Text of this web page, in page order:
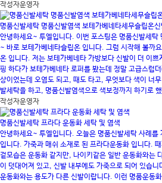
작성자운영자
명품신발세탁 명품신발염색 보테가베네타세무슬립온
안녕하세요~ 투엘입니다. 이번 포스팅은 명품신발세탁
~ 바로 보테가베네타슬립온 입니다. 그럼 시작해 볼까
온 입니다. 저는 보테가베네타 가방보다 신발이 더 이
핑 하다가 보테가베네타 로퍼를 봤는데 정말 고급스럽
상이었는데 오염도 되고, 때도 타고, 무엇보다 색이 너
발세탁을 하고, 명품신발염색으로 색보정까지 하기로
작성자운영자
명품신발세탁 프라다 운동화 세탁 및 염색
안녕하세요~ 투엘입니다. 오늘은 명품신발세탁 사례
입니다. 가죽과 매쉬 소재로 된 프라다운동화 입니다.
겉모습은 운동화 같지만, 나이키같은 일반 운동화와는
이 덧대어져 있고, 신발 내부에도 가죽으로 되어 있습
운동화와는 용도가 다른 신발이랍니다. 이런 명품운동